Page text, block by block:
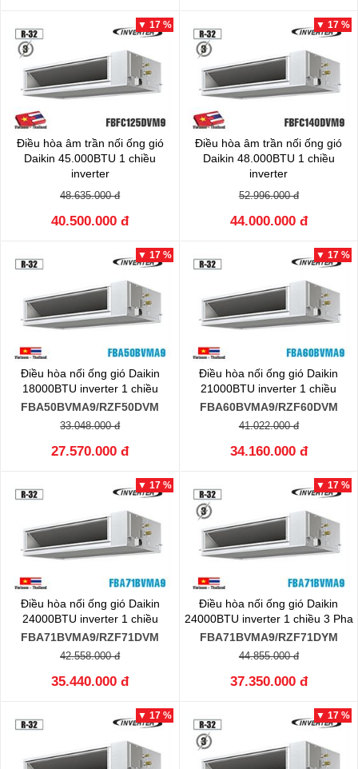
▼ 17 %
Điều hòa âm trần nối ống gió
Daikin 45.000BTU 1 chiều
inverter
FBFC125DVM9/RZFC125EY1
48.635.000 đ
40.500.000 đ
▼ 17 %
Điều hòa âm trần nối ống gió
Daikin 48.000BTU 1 chiều
inverter
FBFC140DVM9/RZFC140EY1
52.996.000 đ
44.000.000 đ
▼ 17 %
Điều hòa nối ống gió Daikin
18000BTU inverter 1 chiều
FBA50BVMA9/RZF50DVM
33.048.000 đ
27.570.000 đ
▼ 17 %
Điều hòa nối ống gió Daikin
21000BTU inverter 1 chiều
FBA60BVMA9/RZF60DVM
41.022.000 đ
34.160.000 đ
▼ 17 %
Điều hòa nối ống gió Daikin
24000BTU inverter 1 chiều
FBA71BVMA9/RZF71DVM
42.558.000 đ
35.440.000 đ
▼ 17 %
Điều hòa nối ống gió Daikin
24000BTU inverter 1 chiều 3 Pha
FBA71BVMA9/RZF71DYM
44.855.000 đ
37.350.000 đ
▼ 17 % ▼ 17 %